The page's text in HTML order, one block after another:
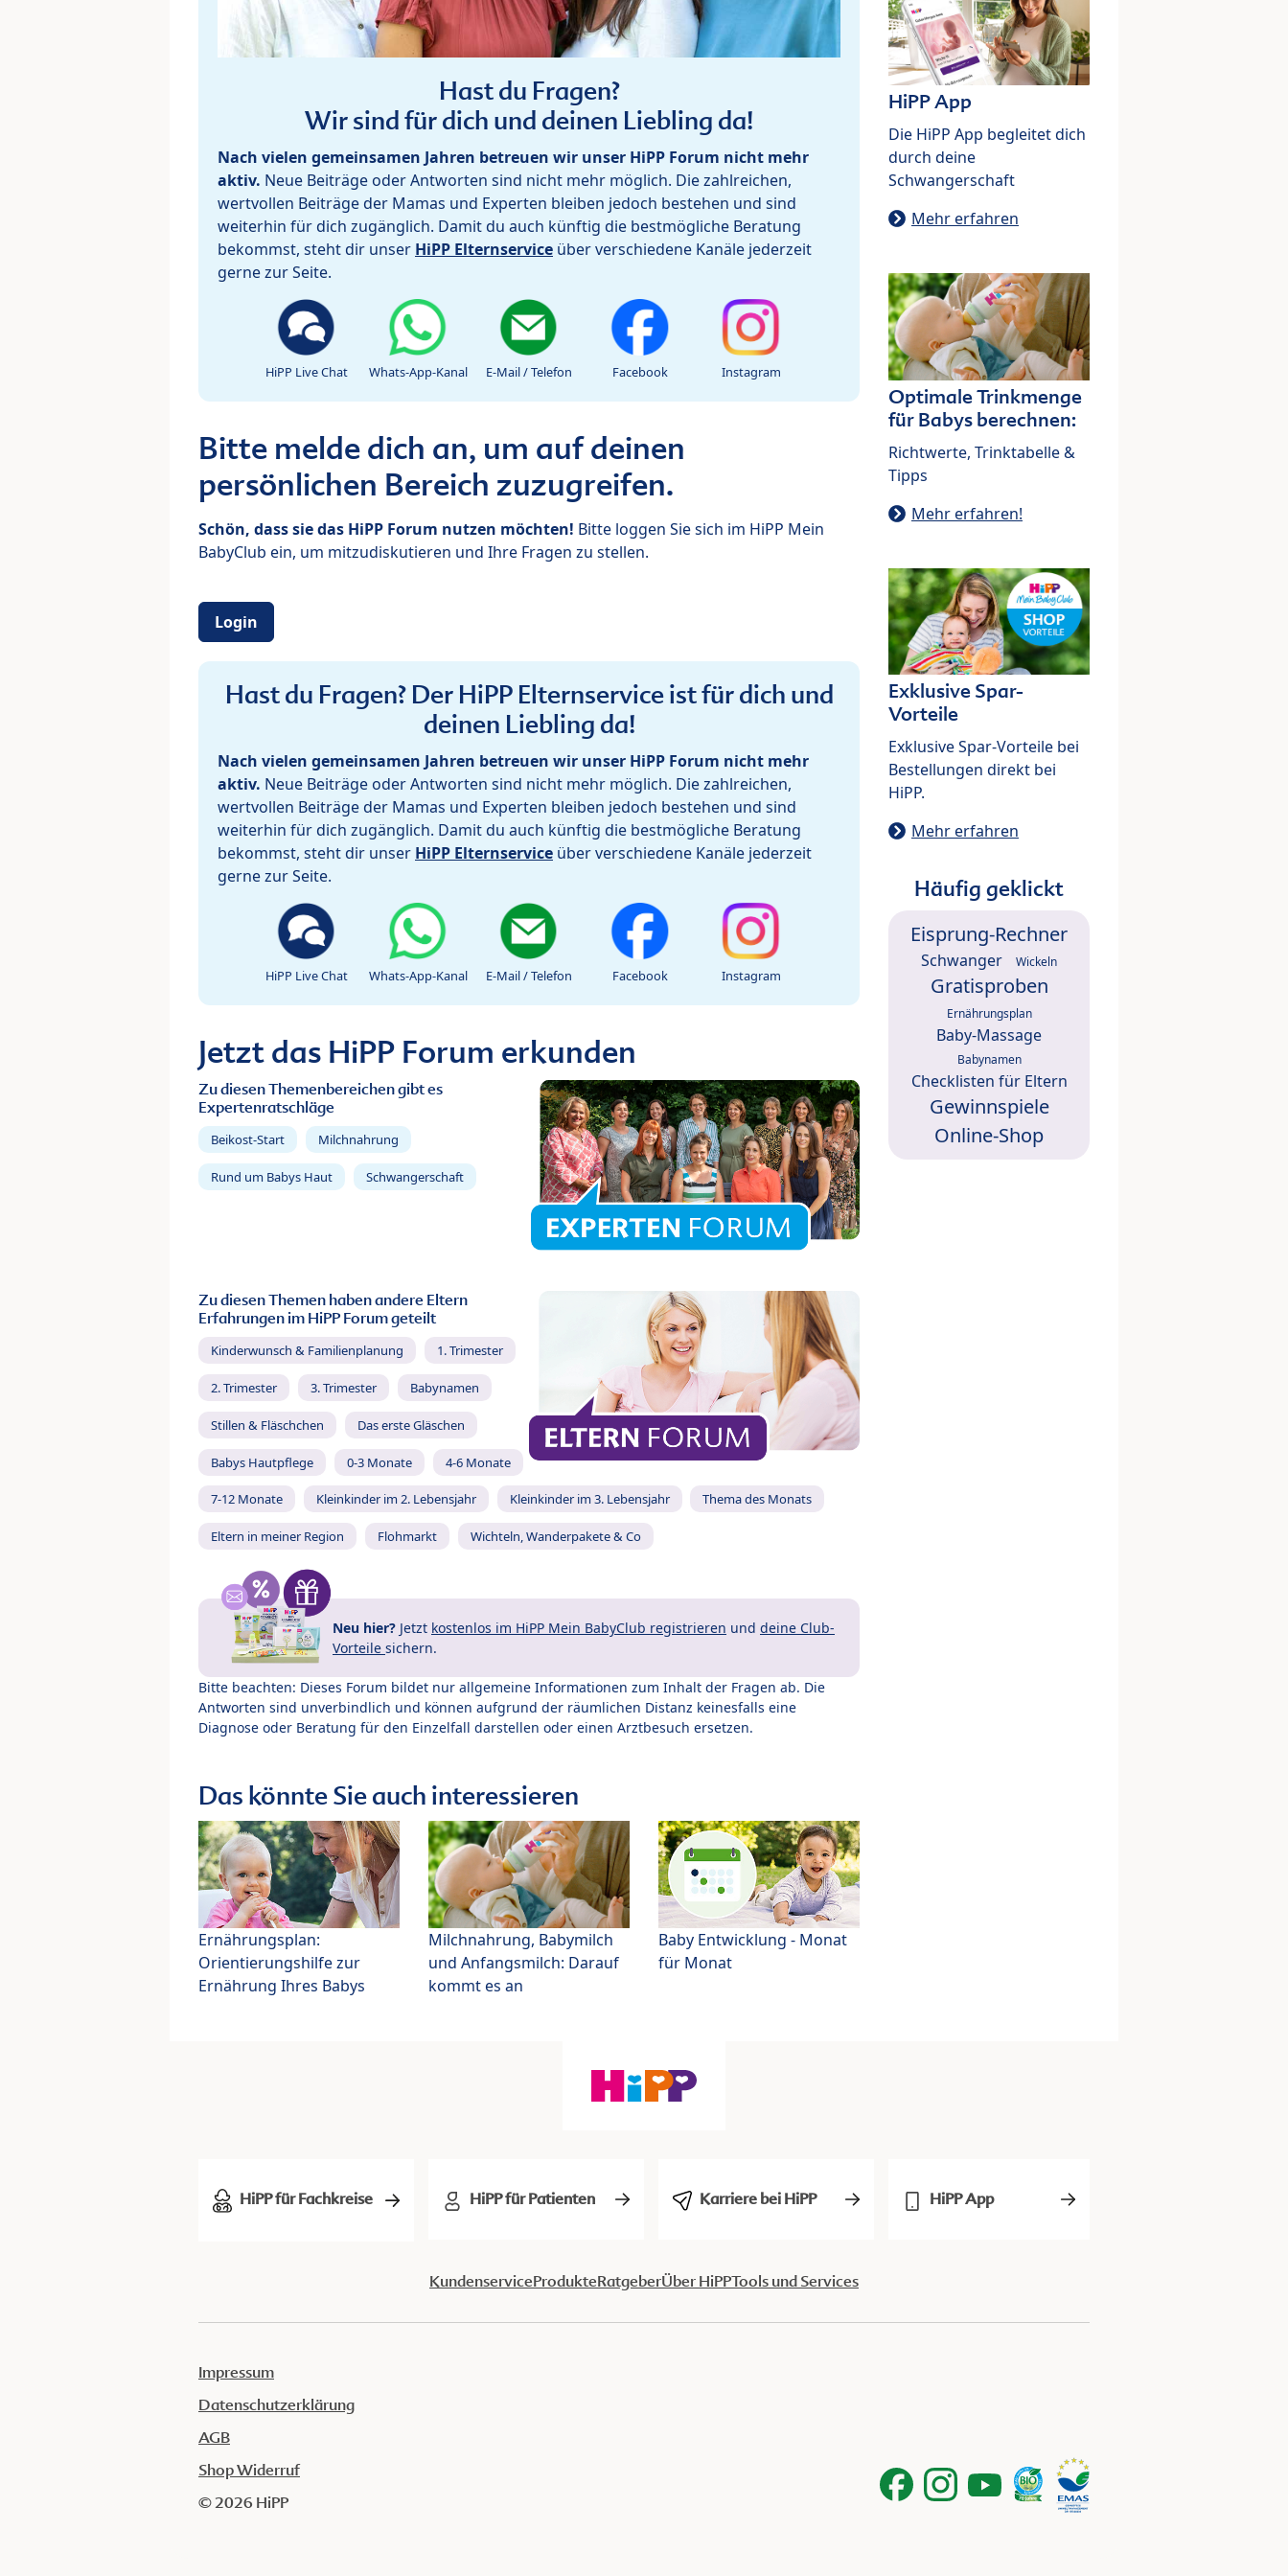
Hast du Fragen?
Wir sind für dich und deinen Liebling da!
Nach vielen gemeinsamen Jahren betreuen wir unser HiPP Forum nicht mehr
aktiv. Neue Beiträge oder Antworten sind nicht mehr möglich. Die zahlreichen,
wertvollen Beiträge der Mamas und Experten bleiben jedoch bestehen und sind
weiterhin für dich zugänglich. Damit du auch künftig die bestmögliche Beratung
bekommst, steht dir unser HiPP Elternservice über verschiedene Kanäle jederzeit
gerne zur Seite.
HiPP Live Chat Whats-App-Kanal E-Mail / Telefon Facebook Instagram
Bitte melde dich an, um auf deinen
persönlichen Bereich zuzugreifen.
Schön, dass sie das HiPP Forum nutzen möchten! Bitte loggen Sie sich im HiPP Mein
BabyClub ein, um mitzudiskutieren und Ihre Fragen zu stellen.
Login
Hast du Fragen? Der HiPP Elternservice ist für dich und
deinen Liebling da!
Nach vielen gemeinsamen Jahren betreuen wir unser HiPP Forum nicht mehr
aktiv. Neue Beiträge oder Antworten sind nicht mehr möglich. Die zahlreichen,
wertvollen Beiträge der Mamas und Experten bleiben jedoch bestehen und sind
weiterhin für dich zugänglich. Damit du auch künftig die bestmögliche Beratung
bekommst, steht dir unser HiPP Elternservice über verschiedene Kanäle jederzeit
gerne zur Seite.
HiPP Live Chat Whats-App-Kanal E-Mail / Telefon Facebook Instagram
Jetzt das HiPP Forum erkunden
Zu diesen Themenbereichen gibt es
Expertenratschläge
Beikost-Start Milchnahrung
Rund um Babys Haut Schwangerschaft
Zu diesen Themen haben andere Eltern
Erfahrungen im HiPP Forum geteilt
Kinderwunsch & Familienplanung 1. Trimester
2. Trimester 3. Trimester Babynamen
Stillen & Fläschchen Das erste Gläschen
Babys Hautpflege 0-3 Monate 4-6 Monate
7-12 Monate Kleinkinder im 2. Lebensjahr Kleinkinder im 3. Lebensjahr Thema des Monats
Eltern in meiner Region Flohmarkt Wichteln, Wanderpakete & Co
Neu hier? Jetzt kostenlos im HiPP Mein BabyClub registrieren und deine Club-
Vorteile sichern.
Bitte beachten: Dieses Forum bildet nur allgemeine Informationen zum Inhalt der Fragen ab. Die
Antworten sind unverbindlich und können aufgrund der räumlichen Distanz keinesfalls eine
Diagnose oder Beratung für den Einzelfall darstellen oder einen Arztbesuch ersetzen.
Das könnte Sie auch interessieren
Ernährungsplan:
Orientierungshilfe zur
Ernährung Ihres Babys
Milchnahrung, Babymilch
und Anfangsmilch: Darauf
kommt es an
Baby Entwicklung - Monat
für Monat
HiPP App
Die HiPP App begleitet dich
durch deine
Schwangerschaft
Mehr erfahren
Optimale Trinkmenge
für Babys berechnen:
Richtwerte, Trinktabelle &
Tipps
Mehr erfahren!
Exklusive Spar-
Vorteile
Exklusive Spar-Vorteile bei
Bestellungen direkt bei
HiPP.
Mehr erfahren
Häufig geklickt
Eisprung-Rechner
Schwanger Wickeln
Gratisproben
Ernährungsplan
Baby-Massage
Babynamen
Checklisten für Eltern
Gewinnspiele
Online-Shop
HiPP für Fachkreise HiPP für Patienten Karriere bei HiPP HiPP App
KundenserviceProdukteRatgeberÜber HiPPTools und Services
Impressum
Datenschutzerklärung
AGB
Shop Widerruf
© 2026 HiPP